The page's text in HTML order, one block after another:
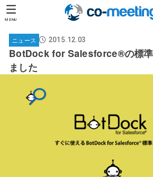
MENU
ニュース 2015.12.03
BotDock for Salesforce®の標
ました